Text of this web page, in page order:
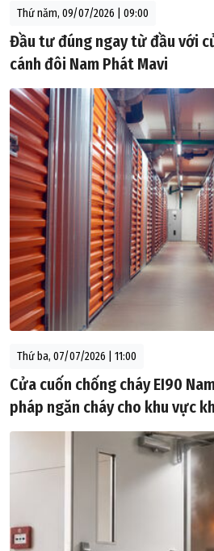
Thứ năm, 09/07/2026 | 09:00
Đầu tư đúng ngay từ đầu với
cánh đôi Nam Phát Mavi
Thứ ba, 07/07/2026 | 11:00
Cửa cuốn chống cháy EI90
pháp ngăn cháy cho khu vực